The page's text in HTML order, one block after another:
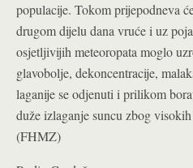
populacije. Tokom prijepodneva
drugom dijelu dana vruće i uz
osjetljivijih meteoropata moglo
glavobolje, dekoncentracije,
laganije se odjenuti i prilikom
duže izlaganje suncu zbog
(FHMZ)